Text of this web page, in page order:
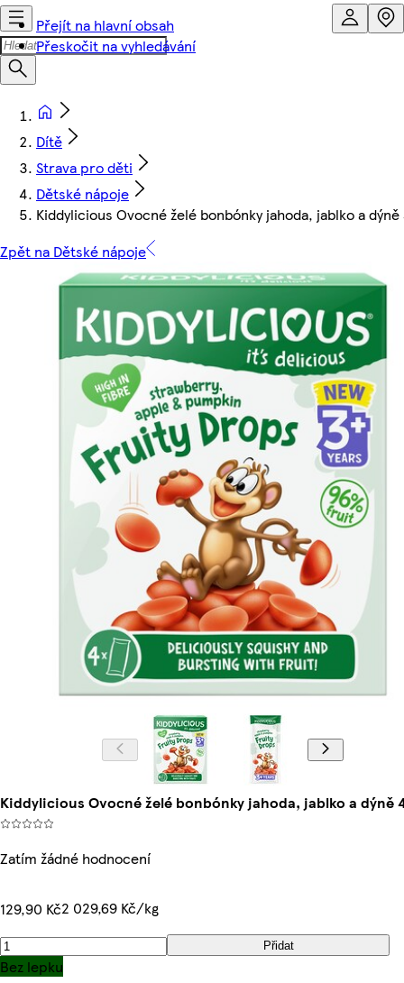
Přejít na hlavní obsah
Přeskočit na vyhledávání
Dítě
Strava pro děti
Dětské nápoje
Kiddylicious Ovocné želé bonbónky jahoda, jablko a dýně
Zpět na Dětské nápoje
Kiddylicious Ovocné želé bonbónky jahoda, jablko a dýně
Zatím žádné hodnocení
129,90 Kč2 029,69 Kč/kg
Přidat
Bez lepku